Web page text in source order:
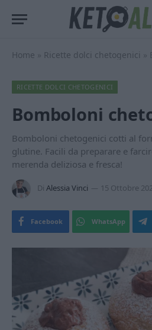
Home » Ricette dolci chetogenici »
RICETTE DOLCI CHETOGENICI
Bomboloni
Bomboloni chetogenici cotti al
glutine. Facili da preparare e
merenda deliziosa e fresca!
Di Alessia Vinci 15 Ottobre
Facebook WhatsApp